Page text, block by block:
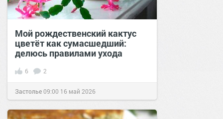
Мой рождественский кактус
цветёт как сумасшедший:
делюсь правилами ухода
6 2
Застолье09:00 16 май 2026